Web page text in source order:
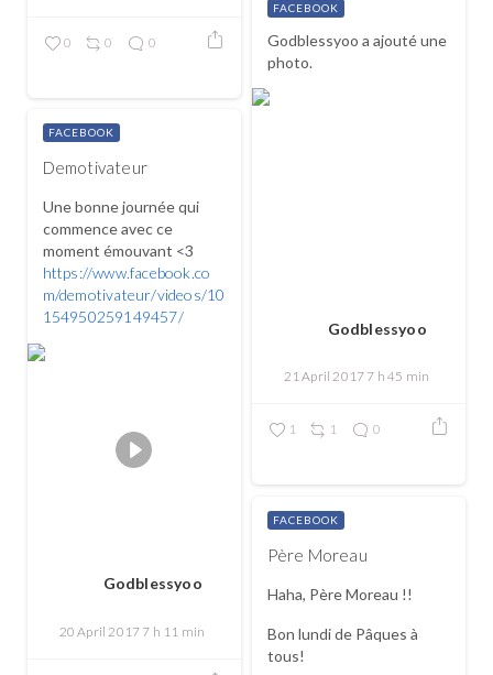
0 0 0
Godblessyoo a ajouté une
photo.
Godblessyoo
21 April 2017 7 h 45 min
FACEBOOK
1 1 0
Demotivateur
Une bonne journée qui
commence avec ce
moment émouvant <3
https://www.facebook.co
m/demotivateur/videos/10
154950259149457/
Godblessyoo
20 April 2017 7 h 11 min
FACEBOOK
Père Moreau
Haha, Père Moreau !!
Bon lundi de Pâques à
tous!
FACEBOOK